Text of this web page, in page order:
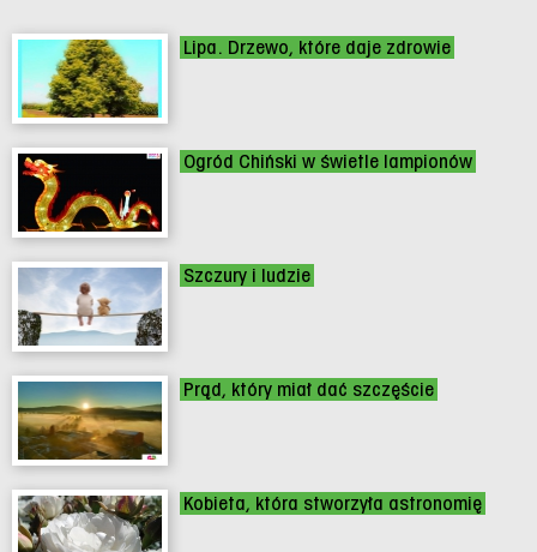
Lipa. Drzewo, które daje zdrowie
Ogród Chiński w świetle lampionów
Szczury i ludzie
Prąd, który miał dać szczęście
Kobieta, która stworzyła astronomię